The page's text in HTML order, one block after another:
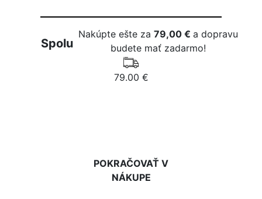
Spolu
Nakúpte ešte za79,00 €a dopravu
budete mať zadarmo!
79.00 €
POKRAČOVAŤ V
NÁKUPE